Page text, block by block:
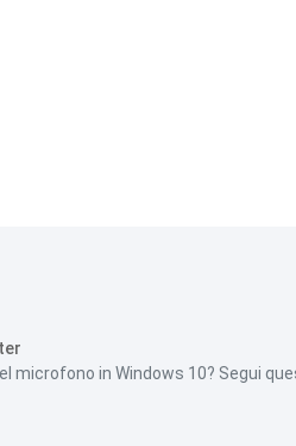
microfono in Windows 10? Segui